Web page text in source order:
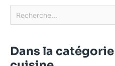
Dans la